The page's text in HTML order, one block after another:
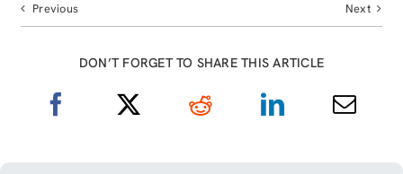
Previous Next
DON’T FORGET TO SHARE THIS ARTICLE